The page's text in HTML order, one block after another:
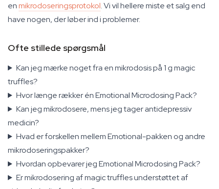
enmikrodoseringsprotokol. Vi vil hellere miste et salg end
have nogen, der løber ind i problemer.
Ofte stillede spørgsmål
Kan jeg mærke noget fra en mikrodosis på 1 g magic
truffles?
Hvor længe rækker én Emotional Microdosing Pack?
Kan jeg mikrodosere, mens jeg tager antidepressiv
medicin?
Hvad er forskellen mellem Emotional-pakken og andre
mikrodoseringspakker?
Hvordan opbevarer jeg Emotional Microdosing Pack?
Er mikrodosering af magic truffles understøttet af